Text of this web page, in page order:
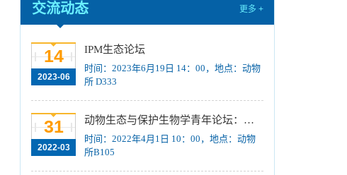
国际动物学会2023-2025年中国科协青年托举人
才工程项目推荐候选人评审结果公示[2023-09-18]
2024年招收推荐免试硕士（含直博）研究生第
二批拟录取结果公示[2023-09-05]
中国科学院动物研究所2023年 “大学生创新实践
训练计划”项目公示[2023-08-21]
关于招募“‘一带一路’地区昆虫多样性格局评估
与智能监测体系关键技术培训班”学员的通知 （第
[2023-08-14]
交流动态 更多 +
14
2023-06
IPM生态论坛
时间：2023年6月19日 14：00，地点：动物
所 D333
31
2022-03
动物生态与保护生物学青年论坛：Regeneration enhancers and the evolution of regenerative capacities
时间：2022年4月1日 10：00，地点：动物
所B105